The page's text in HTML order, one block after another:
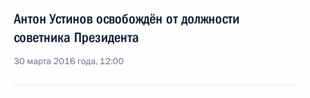
Антон Устинов освобождён от должности
советника Президента
30 марта 2016 года, 12:00